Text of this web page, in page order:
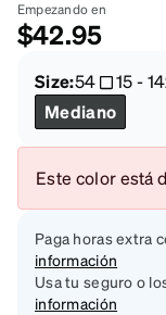
Empezando en
$42.95
Size:54 15-
Mediano
Este color está
Paga horas extra
información
Usa tu seguro o
información